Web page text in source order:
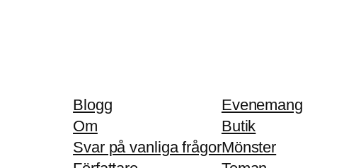
Blogg
Om
Svar på vanliga frågor
Evenemang
Butik
Mönster